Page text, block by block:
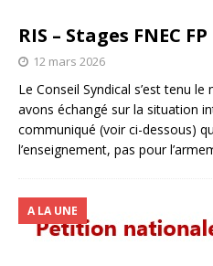
RIS – Stages FNEC FP
12 mars 2026
Le Conseil Syndical s’est tenu
avons échangé sur la situation
communiqué (voir ci-dessous)
l’enseignement, pas pour
A LA UNE